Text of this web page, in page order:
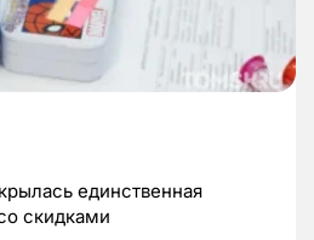
единственная
скидками